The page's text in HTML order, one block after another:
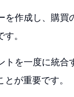
を作成し、購買
。
を一度に統合
が重要です。